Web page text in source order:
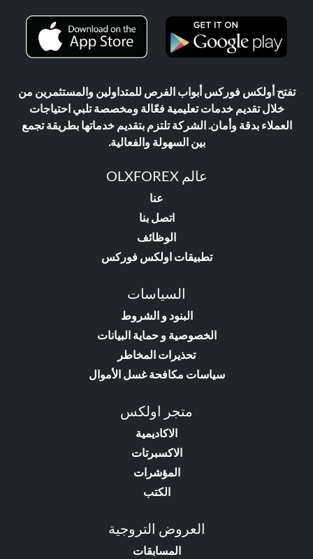
تفتح أولكس فوركس أبواب الفرص للمتداولين والمستثمرين من
خلال تقديم خدمات تعليمية فعّالة ومخصصة تلبي احتياجات
العملاء بدقة وأمان. الشركة تلتزم بتقديم خدماتها بطريقة تجمع
بين السهولة والفعالية.
عالم OLXFOREX
عنا
اتصل بنا
الوظائف
تطبيقات اولكس فوركس
السياسات
البنود و الشروط
الخصوصية و حماية البيانات
تحذيرات المخاطر
سياسات مكافحة غسل الأموال
متجر اولكس
الاكاديمية
الاكسبرتات
المؤشرات
الكتب
العروض التروجية
المسابقات